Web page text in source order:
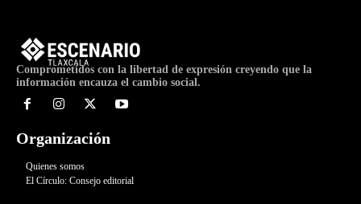
Comprometidos con la libertad de expresión creyendo que la
información encauza el cambio social.
Organización
Quienes somos
El Círculo: Consejo editorial